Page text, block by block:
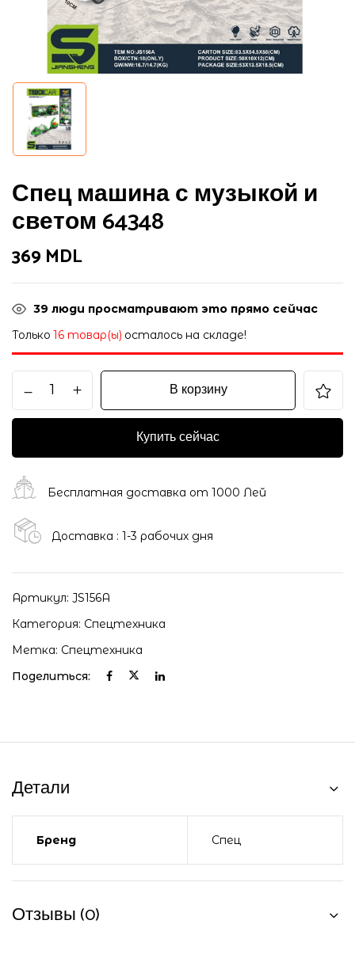
Спец машина с музыкой и
светом 64348
369 MDL
39 люди просматривают это прямо сейчас
Только 16 товар(ы) осталось на складе!
В корзину
Купить сейчас
Бесплатная доставка от 1000 Лей
Доставка : 1-3 рабочих дня
Артикул: JS156A
Категория: Спецтехника
Метка: Спецтехника
Поделиться:
Детали
Бренд Спец
Отзывы (0)